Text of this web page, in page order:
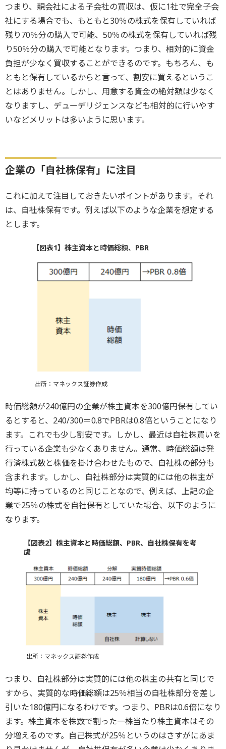
つまり、親会社による子会社の買収は、仮に1社で完全子会
社にする場合でも、もともと30％の株式を保有していれば
残り70％分の購入で可能、50％の株式を保有していれば残
り50％分の購入で可能となります。つまり、相対的に資金
負担が少なく買収することができるのです。もちろん、も
ともと保有しているからと言って、割安に買えるというこ
とはありません。しかし、用意する資金の絶対額は少なく
なりますし、デューデリジェンスなども相対的に行いやす
いなどメリットは多いように思います。
企業の「自社株保有」に注目
これに加えて注目しておきたいポイントがあります。それ
は、自社株保有です。例えば以下のような企業を想定する
とします。
【図表1】株主資本と時価総額、PBR
出所：マネックス証券作成
時価総額が240億円の企業が株主資本を300億円保有してい
るとすると、240/300＝0.8でPBRは0.8倍ということになり
ます。これでも少し割安です。しかし、最近は自社株買いを
行っている企業も少なくありません。通常、時価総額は発
行済株式数と株価を掛け合わせたもので、自社株の部分も
含まれます。しかし、自社株部分は実質的には他の株主が
均等に持っているのと同じことなので、例えば、上記の企
業で25％の株式を自社保有としていた場合、以下のように
なります。
【図表2】株主資本と時価総額、PBR、自社株保有を考
慮
出所：マネックス証券作成
つまり、自社株部分は実質的には他の株主の共有と同じで
すから、実質的な時価総額は25％相当の自社株部分を差し
引いた180億円になるわけです。つまり、PBRは0.6倍になり
ます。株主資本を株数で割った一株当たり株主資本はその
分増えるのです。自己株式が25％というのはさすがにあま